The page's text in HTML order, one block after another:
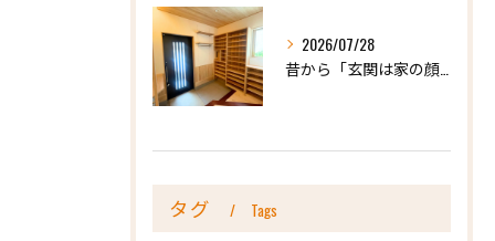
2026/07/28
昔から「玄関は家の顔」と言われています。
タグ Tags